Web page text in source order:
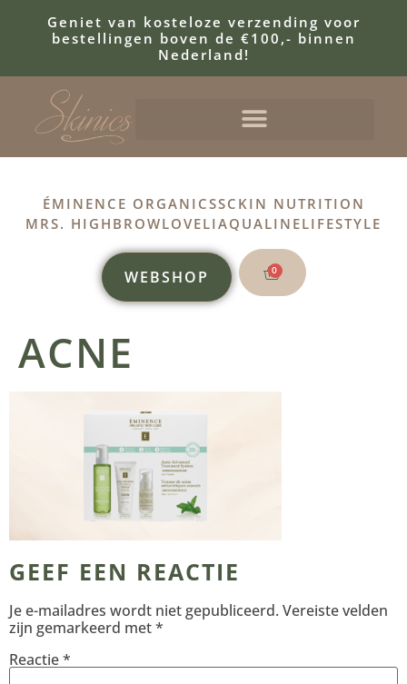
Geniet van kosteloze verzending voor
bestellingen boven de €100,- binnen
Nederland!
ÉMINENCE ORGANICSSCKIN NUTRITION
MRS. HIGHBROWLOVELIAQUALINELIFESTYLE
WEBSHOP 0
ACNE
GEEF EEN REACTIE
Je e-mailadres wordt niet gepubliceerd. Vereiste velden
zijn gemarkeerd met*
Reactie*